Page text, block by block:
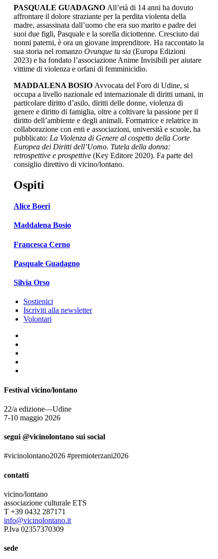
PASQUALE GUADAGNO All’età di 14 anni ha dovuto
affrontare il dolore straziante per la perdita violenta della
madre, assassinata dall’uomo che era suo marito e padre dei
suoi due figli, Pasquale e la sorella diciottenne. Cresciuto dai
nonni paterni, è ora un giovane imprenditore. Ha raccontato la
sua storia nel romanzo Ovunque tu sia (Europa Edizioni
2023) e ha fondato l’associazione Anime Invisibili per aiutare
vittime di violenza e orfani di femminicidio.
MADDALENA BOSIO Avvocata del Foro di Udine, si
occupa a livello nazionale ed internazionale di diritti umani, in
particolare diritto d’asilo, diritti delle donne, violenza di
genere e diritto di famiglia, oltre a coltivare la passione per il
diritto dell’ambiente e degli animali. Formatrice e relatrice in
collaborazione con enti e associazioni, università e scuole, ha
pubblicato: La Violenza di Genere al cospetto della Corte
Europea dei Diritti dell’Uomo. Tutela della donna:
retrospettive e prospettive (Key Editore 2020). Fa parte del
consiglio direttivo di vicino/lontano.
Ospiti
Alice Boeri
Maddalena Bosio
Francesca Cerno
Pasquale Guadagno
Silvia Orso
Sostienici
Iscriviti alla newsletter
Volontari
Festival vicino/lontano
22/a edizione—Udine
7-10 maggio 2026
segui @vicinolontano sui social
#vicinolontano2026 #premioterzani2026
contatti
vicino/lontano
associazione culturale ETS
T +39 0432 287171
info@vicinolontano.it
P.Iva 02357370309
sede